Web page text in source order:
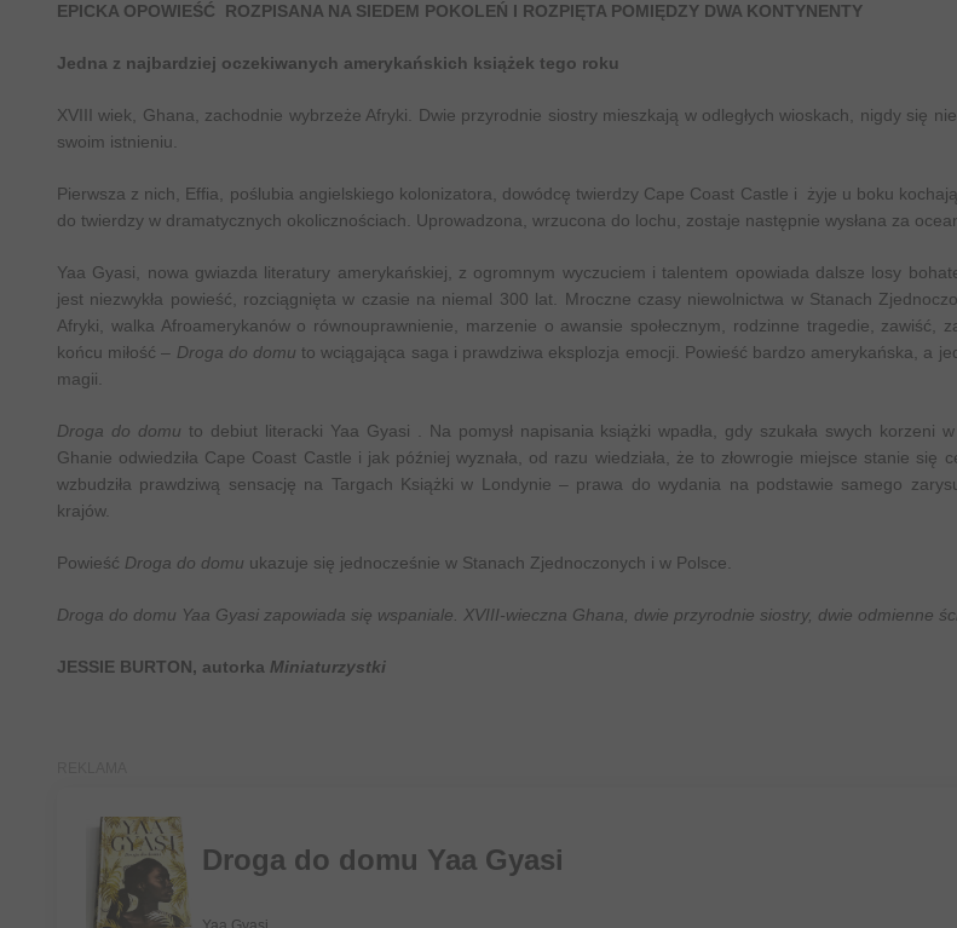
EPICKA OPOWIEŚĆ ROZPISANA NA SIEDEM POKOLEŃ I ROZPIĘTA POMIĘDZY DWA KONTYNENTY
Jedna z najbardziej oczekiwanych amerykańskich książek tego roku
XVIII wiek, Ghana, zachodnie wybrzeże Afryki. Dwie przyrodnie siostry mieszkają w odległych wioskach, nigdy się
swoim istnieniu.
Pierwsza z nich, Effia, poślubia angielskiego kolonizatora, dowódcę twierdzy Cape Coast Castle i żyje u boku
do twierdzy w dramatycznych okolicznościach. Uprowadzona, wrzucona do lochu, zostaje następnie wysłana za
Yaa Gyasi, nowa gwiazda literatury amerykańskiej, z ogromnym wyczuciem i talentem opowiada dalsze losy
jest niezwykła powieść, rozciągnięta w czasie na niemal 300 lat. Mroczne czasy niewolnictwa w Stanach
Afryki, walka Afroamerykanów o równouprawnienie, marzenie o awansie społecznym, rodzinne tragedie, zawiść,
końcu miłość – Droga do domu to wciągająca saga i prawdziwa eksplozja emocji. Powieść bardzo amerykańska, a
magii.
Droga do domu to debiut literacki Yaa Gyasi . Na pomysł napisania książki wpadła, gdy szukała swych korzeni
Ghanie odwiedziła Cape Coast Castle i jak później wyznała, od razu wiedziała, że to złowrogie miejsce stanie się
wzbudziła prawdziwą sensację na Targach Książki w Londynie – prawa do wydania na podstawie samego
krajów.
Powieść Droga do domu ukazuje się jednocześnie w Stanach Zjednoczonych i w Polsce.
Droga do domu Yaa Gyasi zapowiada się wspaniale. XVIII-wieczna Ghana, dwie przyrodnie siostry, dwie odmienne
JESSIE BURTON, autorka Miniaturzystki